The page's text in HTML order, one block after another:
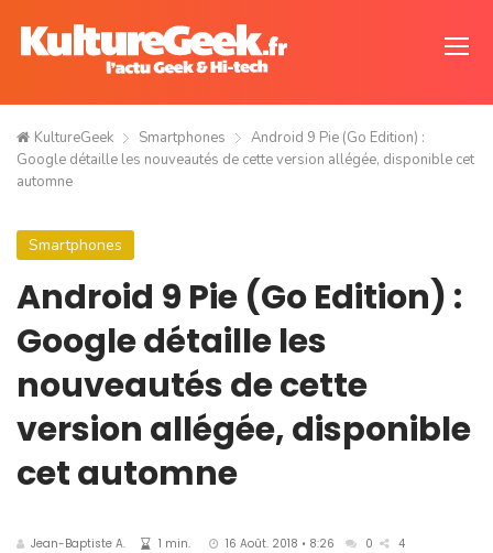
KultureGeek Smartphones
Android 9 Pie (Go Edition) :
Google détaille les nouveautés de cette version allégée, disponible cet
automne
Smartphones
Android 9 Pie (Go Edition) :
Google détaille les
nouveautés de cette
version allégée, disponible
cet automne
Jean-Baptiste A. 1 min. 16 Août. 2018 • 8:26 0 4